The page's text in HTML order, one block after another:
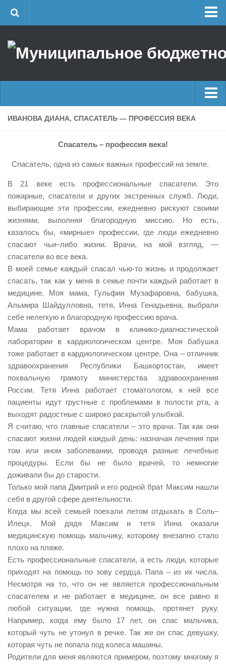
Об учреждении
Районные УГЗ
Поисково-спасательный отряд г. Уфы
Отчеты о реализации муниципальных программ
История
Виды деятельности
Обслуживание опасных производственных объектов
Оказание платных образовательных услуг
УГЗ рекомендует
Памятки населению
Как стать спасателем
Уголок гражданской обороны
Пресс-центр
СМИ о нас
Конкурсы
Фотогалерея
Контакты
Вакансии
Главные новости
Купальный сезон
ИВАНОВА ДИАНА, СПАСАТЕЛЬ — ПРОФЕССИЯ ВЕКА
Спасатель – профессия века!
Спасатель, одна из самых важных профессий на земле.
В 21 веке есть профессиональные спасатели. Это
пожарные, спасатели и других экстренных служб. Люди,
выбирающие эти профессии, ежедневно рискуют своими
жизнями, выполняя благородную миссию. Но есть,
казалось бы, «мирные» профессии, где люди ежедневно
спасают чьи–либо жизни. Врачи, на мой взгляд, —
спасатели во все века.
В моей семье каждый спасал чью-то жизнь и продолжает
спасать, так как у меня в семье почти каждый работает в
медицине. Моя мама, Гульфия Музафаровна, бабушка,
Альмира Шайдулловна, тетя, Инна Генадьевна, выбрали
себе нелегкую и благородную профессию врача.
Мама работает врачом в клинико-диагностической
лаборатории в кардиологическом центре. Моя бабушка
тоже работает в кардиологическом центре. Она – отличник
здравоохранения Республики Башкортостан, имеет
похвальную грамоту министерства здравоохранения
России. Тетя Инна работает стоматологом, к ней все
пациенты идут грустные с проблемами в полости рта, а
выходят радостные с широко раскрытой улыбкой.
Я считаю, что главные спасатели – это врачи. Так как они
спасают жизни людей каждый день: назначая лечения при
том или ином заболевании, проводя разные лечебные
процедуры. Если бы не было врачей, то немногие
доживали бы до старости.
Только мой папа Дмитрий и его родной брат Максим нашли
себя в другой сфере деятельности.
Когда мы всей семьей поехали летом отдыхать в Соль–
Илецк. Мой дядя Максим и тетя Инна оказали
медицинскую помощь мальчику, которому внезапно стало
плохо на пляже.
Есть профессиональные спасатели, а есть люди, которые
приходят на помощь по зову сердца. Папа – из их числа.
Несмотря на то, что он не является профессиональным
спасателем и не работает в медицине, он все равно в
любой ситуации, где нужна помощь, протянет руку.
Например, когда ему было 17 лет, он спас мальчика,
который чуть не утонул в речке. Так же он спас девушку,
которая чуть не попала под колеса машины.
Родители для меня являются примером, поэтому многому я